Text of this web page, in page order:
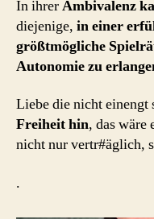
In ihrerAmbivalenz
diejenige, in einer
größtmögliche
Autonomie zu
Liebe die nicht einengt
Freiheit hin, das
nicht nur vertr#äglich,
.